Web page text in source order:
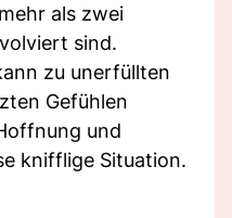
als zwei
sind.
zu unerfüllten
Gefühlen
und
knifflige Situation.